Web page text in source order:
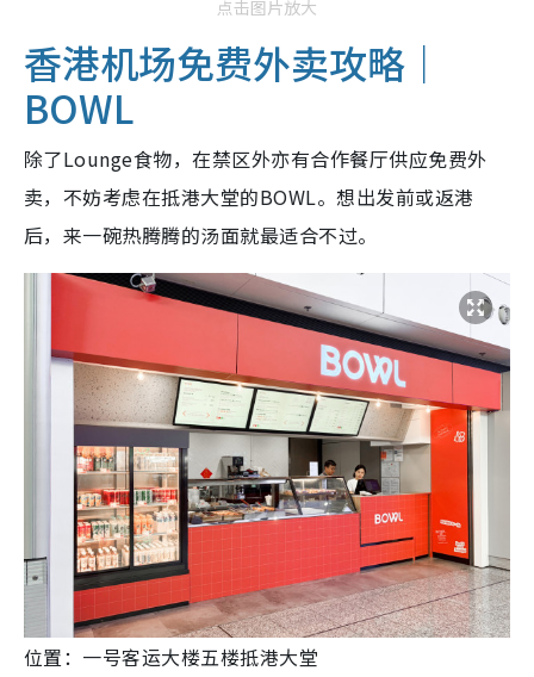
点击图片放大
香港机场免费外卖攻略｜
BOWL
除了Lounge食物，在禁区外亦有合作餐厅供应免费外
卖，不妨考虑在抵港大堂的BOWL。想出发前或返港
后，来一碗热腾腾的汤面就最适合不过。
位置：一号客运大楼五楼抵港大堂